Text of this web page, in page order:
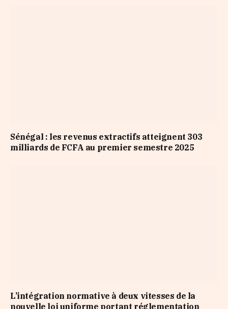
Sénégal : les revenus extractifs atteignent 303
milliards de FCFA au premier semestre 2025
L’intégration normative à deux vitesses de la
nouvelle loi uniforme portant réglementation